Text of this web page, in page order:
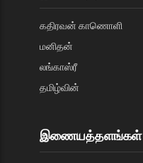
கதிரவன் காணொளி
மனிதன்
லங்காஸ்ரீ
தமிழ்வின்
இணையத்தளங்கள்